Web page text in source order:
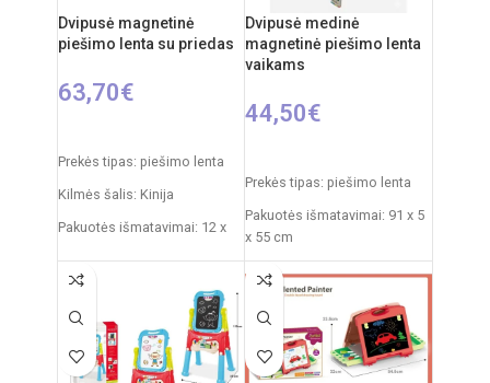
Dvipusė magnetinė
piešimo lenta su priedas
63,70€
Prekės tipas: piešimo lenta
Kilmės šalis: Kinija
Pakuotės išmatavimai: 12 x
Produkto išmatavimai: 33 x
Rekomenduojamas amžius:
nuo 3 metų
Dvipusė medinė
magnetinė piešimo lenta
vaikams
44,50€
Prekės tipas: piešimo lenta
Pakuotės išmatavimai: 91 x 5
x 55 cm
Produkto išmatavimai: 86 x
53 x 45 cm